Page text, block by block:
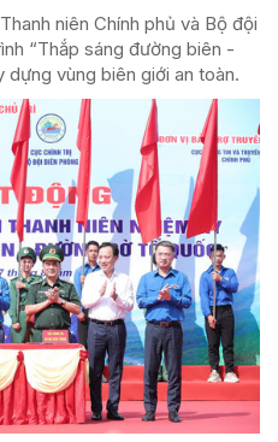
niên Chính phủ và Bộ đội
“Thắp sáng đường biên -
vùng biên giới an toàn.